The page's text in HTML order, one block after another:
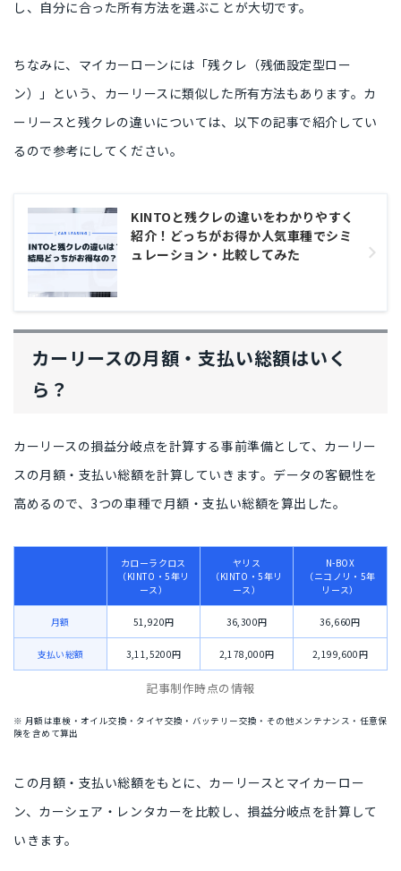
し、自分に合った所有方法を選ぶことが大切です。
ちなみに、マイカーローンには 「残クレ（残価設定型ロー
ン）」 という、カーリースに類似した所有方法もあります。カ
ーリースと残クレの違いについては、以下の記事で紹介してい
るので参考にしてください。
KINTOと残クレの違いをわかりやすく
紹介！どっちがお得か人気車種でシミ
ュレーション・比較してみた
カーリースの月額・支払い総額はいく
ら？
カーリースの損益分岐点を計算する事前準備として、 カーリー
スの月額・支払い総額を計算していきます。データの客観性を
高めるので、3つの車種で月額・支払い総額を算出 した。
カローラクロス
（KINTO・5年リ
ース）
ヤリス
（KINTO・5年リ
ース）
N-BOX
（ニコノリ・5年
リース）
月額 51,920円 36,300円 36,660円
支払い総額 3,11,5200円 2,178,000円 2,199,600円
記事制作時点の情報
※ 月額は車検・オイル交換・タイヤ交換・バッテリー交換・その他メンテナンス・任意保
険を含めて算出
この月額・支払い総額をもとに、カーリースとマイカーロー
ン、カーシェア・レンタカーを比較し、損益分岐点を計算して
いきます。